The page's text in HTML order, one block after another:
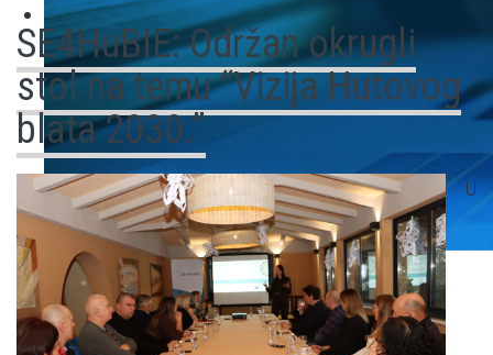
SE4HuBIE: Održan okrugli
stol na temu “Vizija Hutovog
blata 2030.”
U